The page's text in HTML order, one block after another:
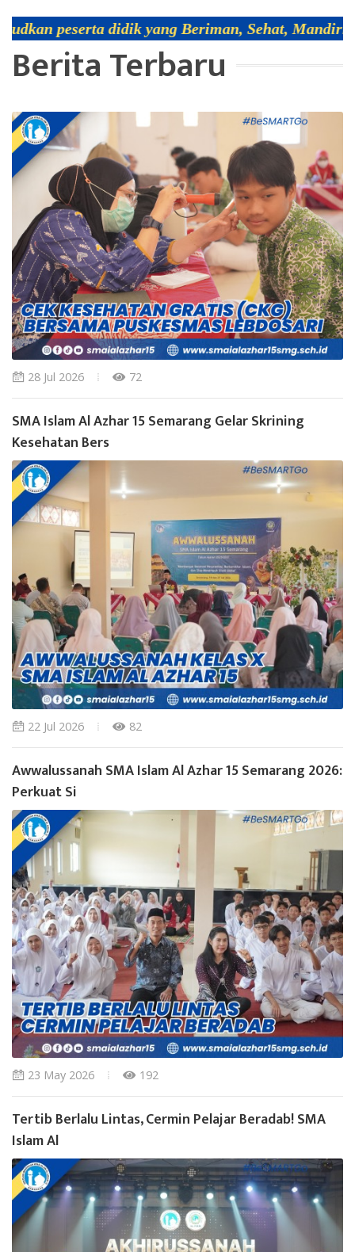
yang Beriman, Sehat, Mandiri, ber-Adab,
Berita Terbaru
28 Jul 2026 72
SMA Islam Al Azhar 15 Semarang Gelar Skrining
Kesehatan Bers
22 Jul 2026 82
Awwalussanah SMA Islam Al Azhar 15 Semarang 2026:
Perkuat Si
23 May 2026 192
Tertib Berlalu Lintas, Cermin Pelajar Beradab! SMA
Islam Al